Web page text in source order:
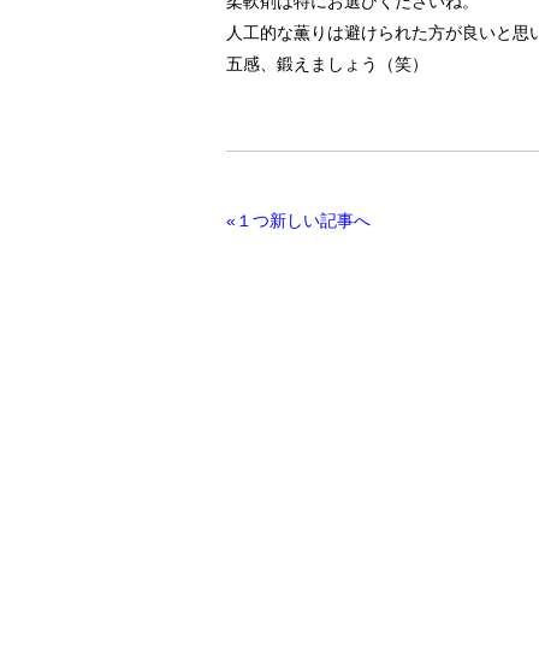
人工的な薫りは避けられた方が良いと思
五感、鍛えましょう（笑）
«１つ新しい記事へ